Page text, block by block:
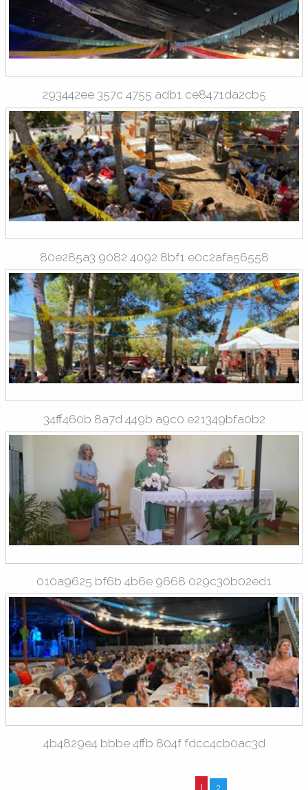
293442ee 357c 4755 adb1 ce8471da2cb5
80e285a3 9082 4092 8bf1 e0c2afa56558
34ff460b 8a7d 449b a9c0 e21349bfa0b2
010a9625 bf6b 4b6e 9668 029c30b02ed1
4b4829e4 bbbe 4ffb 804f fdcc4cb0ac3d